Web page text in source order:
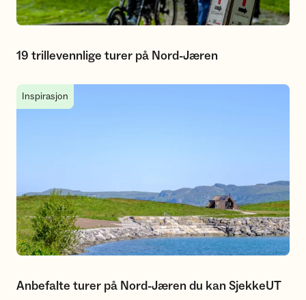
19 trillevennlige turer på Nord-Jæren
Anbefalte turer på Nord-Jæren du kan SjekkeUT
Inspirasjon
Anbefalte turer på Nord-Jæren du kan SjekkeUT